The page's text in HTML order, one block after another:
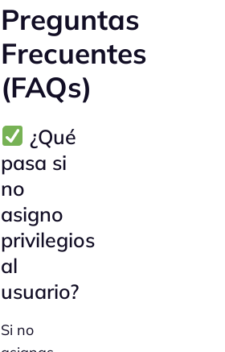
Preguntas
Frecuentes
(FAQs)
¿Qué
pasa si
no
asigno
privilegios
al
usuario?
Si no